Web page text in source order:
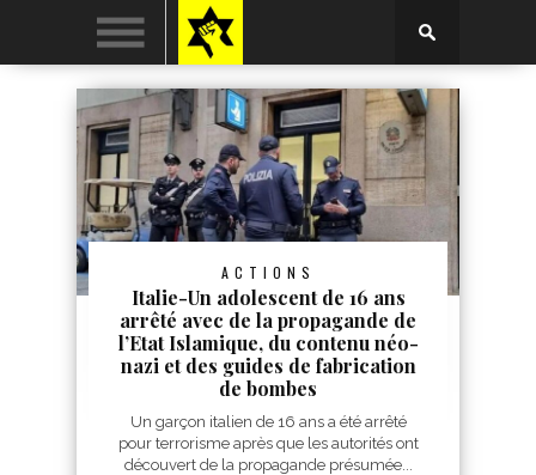
ACTIONS
Italie-Un adolescent de 16 ans
arrêté avec de la propagande de
l’Etat Islamique, du contenu néo-
nazi et des guides de fabrication
de bombes
Un garçon italien de 16 ans a été arrêté
pour terrorisme après que les autorités ont
découvert de la propagande présumée...